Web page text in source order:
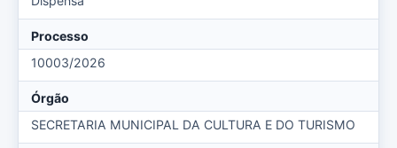
Processo
10003/2026
Órgão
SECRETARIA MUNICIPAL DA CULTURA E DO TURISMO